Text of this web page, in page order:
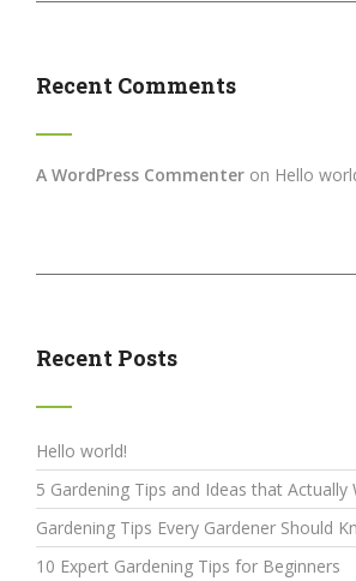
Recent Comments
A WordPress Commenter on Hello
Recent Posts
Hello world!
5 Gardening Tips and Ideas that Actually
Gardening Tips Every Gardener Should
10 Expert Gardening Tips for Beginners